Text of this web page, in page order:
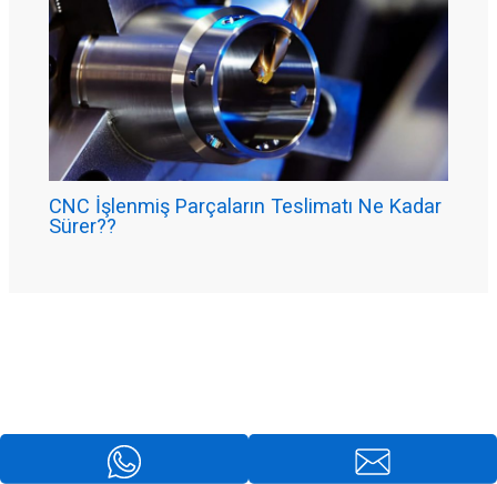
CNC İşlenmiş Parçaların Teslimatı Ne Kadar
Sürer??